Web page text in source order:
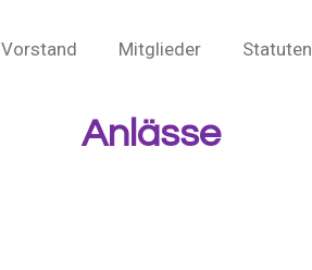
Vorstand Mitglieder Statuten
Anlässe